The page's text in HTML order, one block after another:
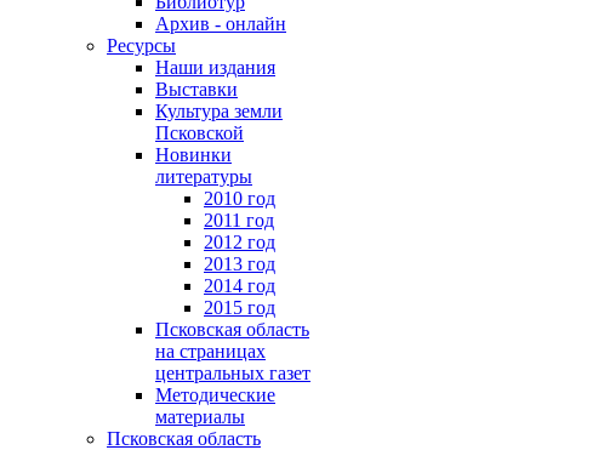
Архив - онлайн
Ресурсы
Наши издания
Выставки
Культура земли
Псковской
Новинки
литературы
2010 год
2011 год
2012 год
2013 год
2014 год
2015 год
Псковская область
на страницах
центральных газет
Методические
материалы
Псковская область